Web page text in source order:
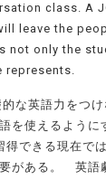
class. A
leave the
not only the
represents.
な英語力をつけ
を使えるよう
できる現在で
がある。 英語